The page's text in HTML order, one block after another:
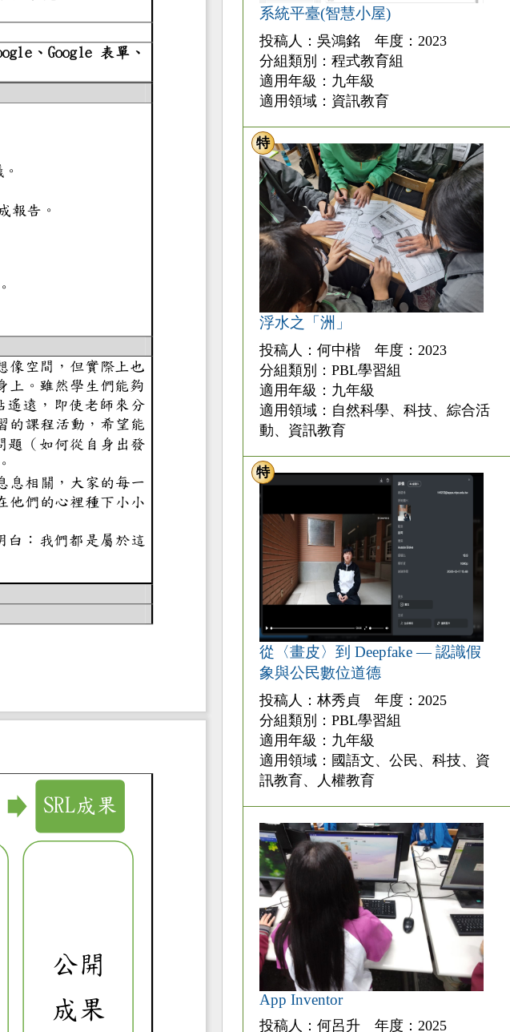
系統平臺(智慧小屋)
投稿人：吳鴻銘 年度：2023
分組類別：程式教育組
適用年級：九年級
適用領域：資訊教育
浮水之「洲」
特
投稿人：何中楷 年度：2023
分組類別：PBL學習組
適用年級：九年級
適用領域：自然科學、科技、綜合活
動、資訊教育
從〈畫皮〉到 Deepfake — 認識假
象與公民數位道德
特
投稿人：林秀貞 年度：2025
分組類別：PBL學習組
適用年級：九年級
適用領域：國語文、公民、科技、資
訊教育、人權教育
App Inventor
投稿人：何呂升 年度：2025